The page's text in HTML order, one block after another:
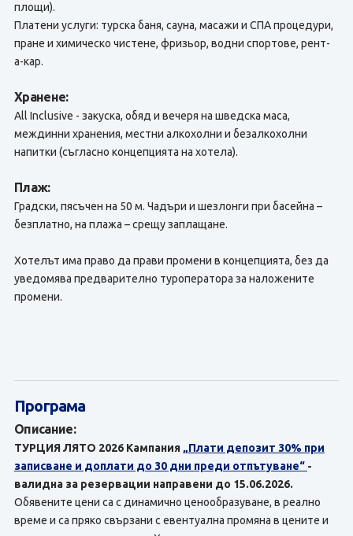
площи).
Платени услуги: турска баня, сауна, масажи и СПА процедури,
пране и химическо чистене, фризьор, водни спортове, рент-
а-кар.
Хранене:
All Inclusive - закуска, обяд и вечеря на шведска маса,
междинни хранения, местни алкохолни и безалкохолни
напитки (съгласно концепцията на хотела).
Плаж:
Градски, пясъчен на 50 м. Чадъри и шезлонги при басейна –
безплатно, на плажа – срещу заплащане.
Хотелът има право да прави промени в концепцията, без да
уведомява предварително туроператора за наложените
промени.
Програма
Описание:
ТУРЦИЯ ЛЯТО 2026 Кампания „Плати депозит 30% при
записване и доплати до 30 дни преди отпътуване“ -
валидна за резервации направени до 15.06.2026.
Обявените цени са с динамично ценообразуване, в реално
време и са пряко свързани с евентуална промяна в цените и